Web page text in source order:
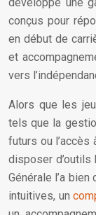
conçus pour
en début de
et
vers
Alors que les
tels que la
futurs ou
disposer
Générale l’a
intuitives, un